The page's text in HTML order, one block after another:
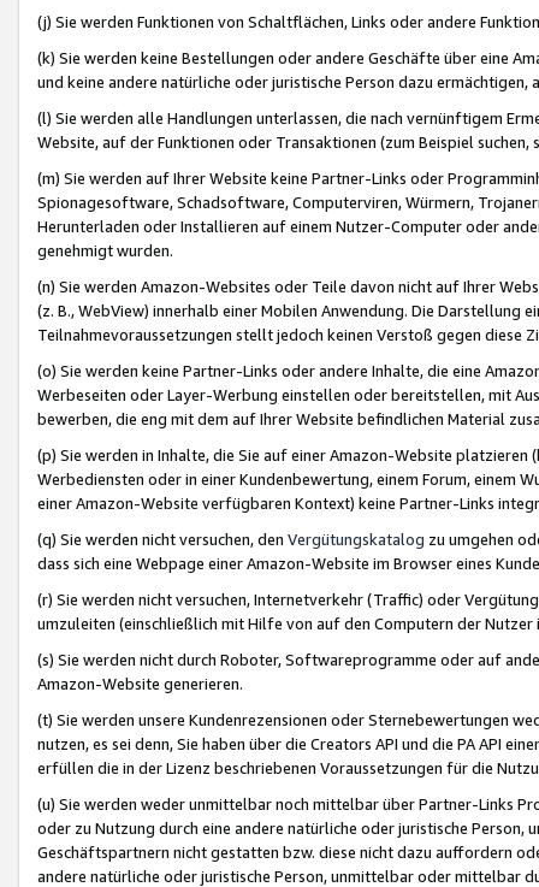
(j) Sie werden Funktionen von Schaltflächen, Links oder andere
(k) Sie werden keine Bestellungen oder andere Geschäfte über eine
und keine andere natürliche oder juristische Person dazu
(l) Sie werden alle Handlungen unterlassen, die nach vernünftigem
Website, auf der Funktionen oder Transaktionen (zum Beispiel
(m) Sie werden auf Ihrer Website keine Partner-Links oder
Spionagesoftware, Schadsoftware, Computerviren, Würmern,
Herunterladen oder Installieren auf einem Nutzer-Computer oder
genehmigt wurden.
(n) Sie werden Amazon-Websites oder Teile davon nicht auf Ihrer
(z. B., WebView) innerhalb einer Mobilen Anwendung. Die Darstellung
Teilnahmevoraussetzungen stellt jedoch keinen Verstoß gegen diese
(o) Sie werden keine Partner-Links oder andere Inhalte, die eine
Werbeseiten oder Layer-Werbung einstellen oder bereitstellen, mit
bewerben, die eng mit dem auf Ihrer Website befindlichen Material
(p) Sie werden in Inhalte, die Sie auf einer Amazon-Website
Werbediensten oder in einer Kundenbewertung, einem Forum, einem
einer Amazon-Website verfügbaren Kontext) keine Partner-Links
(q) Sie werden nicht versuchen, den Vergütungskatalog zu umgehen
dass sich eine Webpage einer Amazon-Website im Browser eines
(r) Sie werden nicht versuchen, Internetverkehr (Traffic) oder
umzuleiten (einschließlich mit Hilfe von auf den Computern der
(s) Sie werden nicht durch Roboter, Softwareprogramme oder auf
Amazon-Website generieren.
(t) Sie werden unsere Kundenrezensionen oder Sternebewertungen
nutzen, es sei denn, Sie haben über die Creators API und die PA API
erfüllen die in der Lizenz beschriebenen Voraussetzungen für die
(u) Sie werden weder unmittelbar noch mittelbar über Partner-Links
oder zu Nutzung durch eine andere natürliche oder juristische
Geschäftspartnern nicht gestatten bzw. diese nicht dazu auffordern
andere natürliche oder juristische Person, unmittelbar oder mittelbar